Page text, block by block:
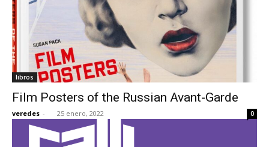
libros
Film Posters of the Russian Avant-Garde
veredes - 25 enero, 2022 0